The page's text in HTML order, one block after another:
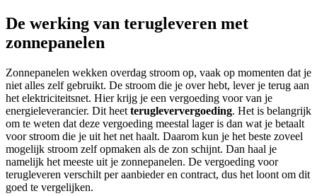
De werking van terugleveren met
zonnepanelen
Zonnepanelen wekken overdag stroom op, vaak op momenten dat je
niet alles zelf gebruikt. De stroom die je over hebt, lever je terug aan
het elektriciteitsnet. Hier krijg je een vergoeding voor van je
energieleverancier. Dit heet terugleververgoeding. Het is belangrijk
om te weten dat deze vergoeding meestal lager is dan wat je betaalt
voor stroom die je uit het net haalt. Daarom kun je het beste zoveel
mogelijk stroom zelf opmaken als de zon schijnt. Dan haal je
namelijk het meeste uit je zonnepanelen. De vergoeding voor
terugleveren verschilt per aanbieder en contract, dus het loont om dit
goed te vergelijken.